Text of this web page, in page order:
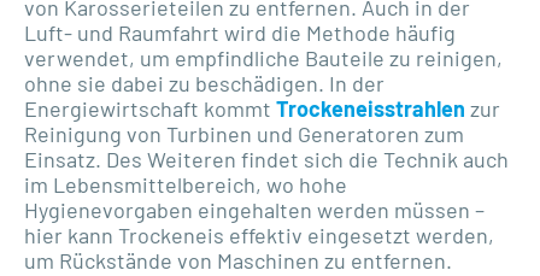
von Karosserieteilen zu entfernen. Auch in der
Luft- und Raumfahrt wird die Methode häufig
verwendet, um empfindliche Bauteile zu reinigen,
ohne sie dabei zu beschädigen. In der
Energiewirtschaft kommt Trockeneisstrahlen zur
Reinigung von Turbinen und Generatoren zum
Einsatz. Des Weiteren findet sich die Technik auch
im Lebensmittelbereich, wo hohe
Hygienevorgaben eingehalten werden müssen –
hier kann Trockeneis effektiv eingesetzt werden,
um Rückstände von Maschinen zu entfernen.